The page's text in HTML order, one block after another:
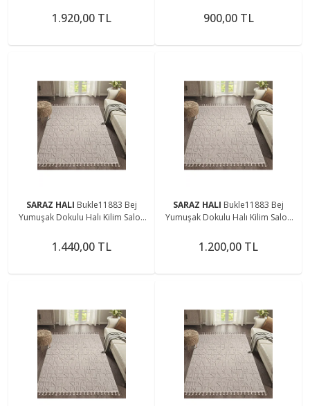
Dokuma Makine Halısı
1.920,00 TL
Dokuma Makine Halısı
900,00 TL
SARAZ HALI Bukle11883 Bej
Yumuşak Dokulu Halı Kilim Salon
Dokuma Makine Halısı
1.440,00 TL
SARAZ HALI Bukle11883 Bej
Yumuşak Dokulu Halı Kilim Salon
Dokuma Makine Halısı
1.200,00 TL